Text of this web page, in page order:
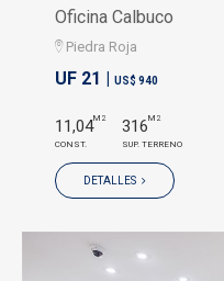
Oficina Calbuco
Piedra Roja
UF 21 | US$ 940
11,04M2
CONST.
316M2
SUP. TERRENO
DETALLES